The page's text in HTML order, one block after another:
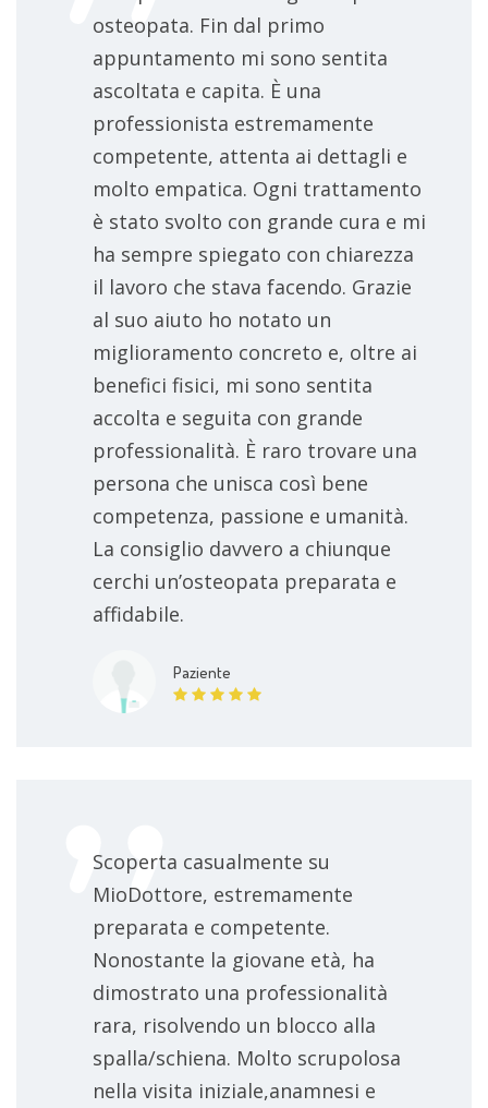
osteopata. Fin dal primo
appuntamento mi sono sentita
ascoltata e capita. È una
professionista estremamente
competente, attenta ai dettagli e
molto empatica. Ogni trattamento
è stato svolto con grande cura e mi
ha sempre spiegato con chiarezza
il lavoro che stava facendo. Grazie
al suo aiuto ho notato un
miglioramento concreto e, oltre ai
benefici fisici, mi sono sentita
accolta e seguita con grande
professionalità. È raro trovare una
persona che unisca così bene
competenza, passione e umanità.
La consiglio davvero a chiunque
cerchi un’osteopata preparata e
affidabile.
Paziente
Scoperta casualmente su
MioDottore, estremamente
preparata e competente.
Nonostante la giovane età, ha
dimostrato una professionalità
rara, risolvendo un blocco alla
spalla/schiena. Molto scrupolosa
nella visita iniziale,anamnesi e